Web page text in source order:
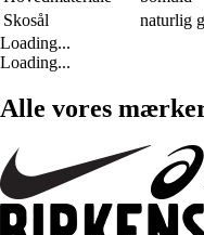
Skosål
naturlig
Loading...
Loading...
Alle vores